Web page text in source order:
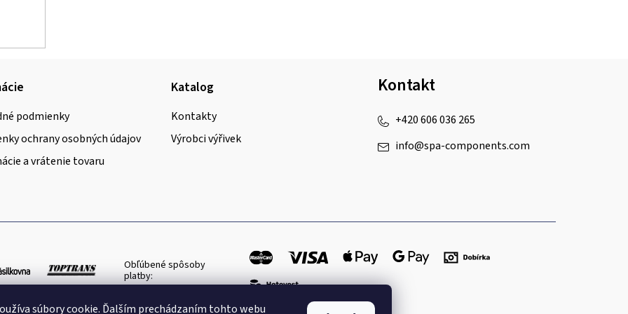
súbory cookie. Ďalším prechádzaním tohto webu
podmienky
ochrany osobných údajov
a vrátenie tovaru
Katalog
Kontakty
Výrobci výřivek
Kontakt
info@spa-components.com
+420 606 036 265
Obľúbené spôsoby
platby: